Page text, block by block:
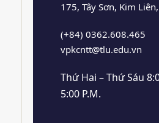
175, Tây Sơn, Kim
(+84) 0362.608.465
vpkcntt@tlu.edu.vn
Thứ Hai – Thứ Sáu
5:00 P.M.